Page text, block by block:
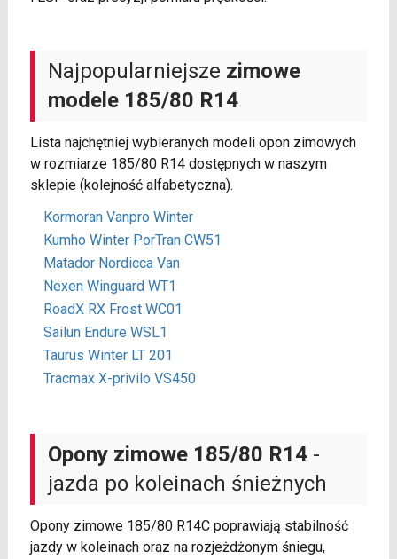
Najpopularniejsze zimowe
modele 185/80 R14
Lista najchętniej wybieranych modeli opon zimowych
w rozmiarze 185/80 R14 dostępnych w naszym
sklepie (kolejność alfabetyczna).
Kormoran Vanpro Winter
Kumho Winter PorTran CW51
Matador Nordicca Van
Nexen Winguard WT1
RoadX RX Frost WC01
Sailun Endure WSL1
Taurus Winter LT 201
Tracmax X-privilo VS450
Opony zimowe 185/80 R14-
jazda po koleinach śnieżnych
Opony zimowe 185/80 R14C poprawiają stabilność
jazdy w koleinach oraz na rozjeżdżonym śniegu,